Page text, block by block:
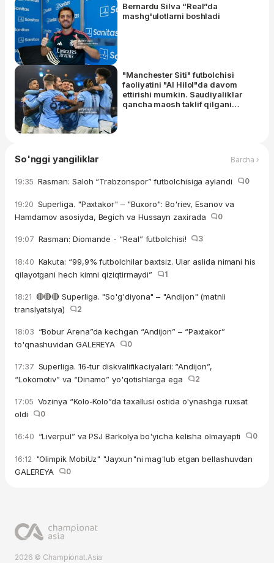
Bernardu Silva “Real”da
mashg'ulotlarni boshladi
"Manchester Siti" futbolchisi
faoliyatini "Al Hilol"da davom
ettirishi mumkin. Saudiyaliklar
qancha maosh taklif qilgani
So'nggi yangiliklar Barcha ›
19:35 Rasman: Saloh “Trabzonspor” futbolchisiga aylandi 0
19:20 Superliga. "Paxtakor" – "Buxoro": Bo'riev, Esanov va
Hamdamov asosiyda, Begich va Hussayn zaxirada
0
19:07 Rasman: Diomande - “Real” futbolchisi! 3
18:40 Kakuta: “99,9% futbolchilar baxtsiz. Ular aslida nimani his
qilayotgani hech kimni qiziqtirmaydi”
1
18:21 🔴🔴🔴 Superliga. "So'g'diyona" – "Andijon" (matnli
translyatsiya)
2
18:03 “Bobur Arena”da kechgan “Andijon” – “Paxtakor”
to'qnashuvidan GALEREYA
0
17:37 Superliga. 16-tur diskvalifikaciyalari: “Andijon”,
“Lokomotiv” va “Dinamo” yo'qotishlarga ega
2
17:05 Vozinya “Kolo-Kolo”da taxallusi ostida o'ynashga ruxsat
oldi
0
16:40 “Liverpul” va PSJ Barkolya bo'yicha kelisha olmayapti 0
16:12 "Olimpik MobiUz" "Jayxun"ni mag'lub etgan bellashuvdan
GALEREYA
0
2026 © Championat.Asia